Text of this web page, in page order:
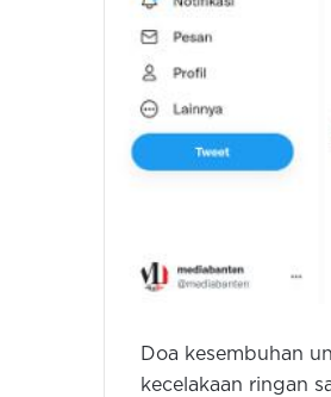
Doa kesembuhan
kecelakaan ringan